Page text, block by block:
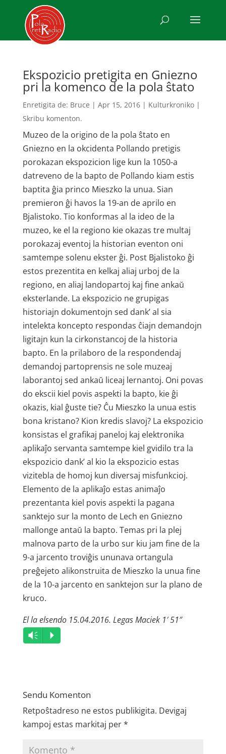
Ekspozicio pretigita en Gniezno
pri la komenco de la pola ŝtato
Enretigita de: Bruce | Apr 15, 2016| Kulturkroniko|
Skribu komenton.
Muzeo de la origino de la pola ŝtato en
Gniezno en la okcidenta Pollando pretigis
porokazan ekspozicion lige kun la 1050-a
datreveno de la bapto de Pollando kiam estis
baptita ĝia princo Mieszko la unua. Sian
premieron ĝi havos la 19-an de aprilo en
Bjalistoko. Tio konformas al la ideo de la
muzeo, ke el la regiono kie okazas tre multaj
porokazaj eventoj la historian eventon oni
samtempe solenu ekster ĝi. Post Bjalistoko ĝi
estos prezentita en kelkaj aliaj urboj de la
regiono, en aliaj landopartoj kaj fine ankaŭ
eksterlande. La ekspozicio ne grupigas
historiajn dokumentojn sed dank’ al sia
intelekta koncepto respondas ĉiajn demandojn
ligitajn kun la cirkonstancoj de la historia
bapto. En la prilaboro de la respondendaj
demandoj partoprensis ne sole muzeaj
laborantoj sed ankaŭ liceaj lernantoj. Oni povas
do ekscii kiel povis aspekti la bapto, kie ĝi
okazis, kial ĝuste tie? Ĉu Mieszko la unua estis
bona kristano? Kion kredis slavoj? La ekspozicio
konsistas el grafikaj paneloj kaj elektronika
aplikaĵo servanta samtempe kiel gvidilo tra la
ekspozicio dank’ al kio la ekspozicio estas
vizitebla de homoj kun diversaj misfunkcioj.
Elemento de la aplikaĵo estas animaĵo
prezentanta kiel povis aspekti la pagana
sanktejo sur la monto de Lech en Gniezno
mallonge antaŭ la bapto. Temas pri la plej
malnova parto de la urbo sur kiu jam fine de la
9-a jarcento troviĝis ununava ortangula
preĝejeto alikonstruita de Mieszko la unua fine
de la 10-a jarcento en sanktejon sur la plano de
kruco.
El la elsendo 15.04.2016. Legas Maciek 1′ 51″
Audio
Player
Vm P
Sendu Komenton
Retpoŝtadreso ne estos publikigita. Devigaj
kampoj estas markitaj per*